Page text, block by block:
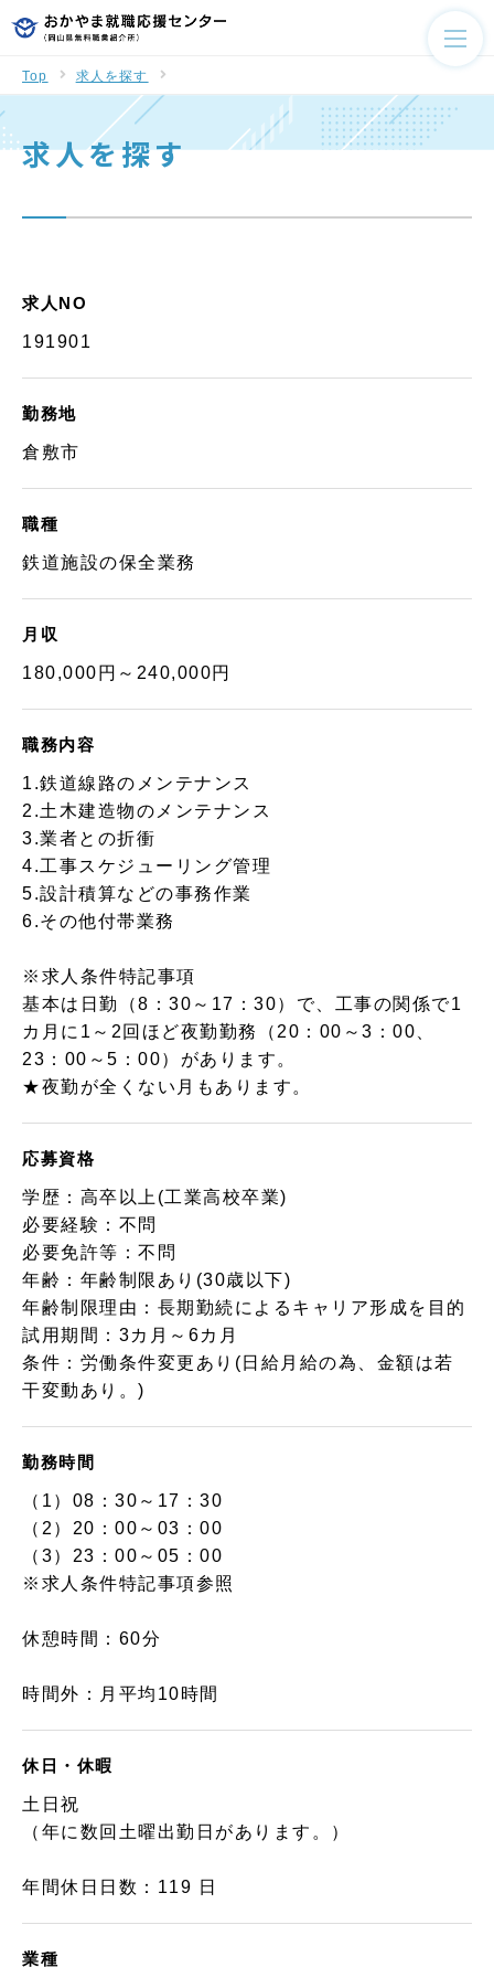
Top 求人を探す
求人を探す
求人NO
191901
勤務地
倉敷市
職種
鉄道施設の保全業務
月収
180,000円～240,000円
職務内容
1.鉄道線路のメンテナンス
2.土木建造物のメンテナンス
3.業者との折衝
4.工事スケジューリング管理
5.設計積算などの事務作業
6.その他付帯業務
※求人条件特記事項
基本は日勤（8：30～17：30）で、工事の関係で1
カ月に1～2回ほど夜勤勤務（20：00～3：00、
23：00～5：00）があります。
★夜勤が全くない月もあります。
応募資格
学歴：高卒以上(工業高校卒業)
必要経験：不問
必要免許等：不問
年齢：年齢制限あり(30歳以下)
年齢制限理由：長期勤続によるキャリア形成を目的
試用期間：3カ月～6カ月
条件：労働条件変更あり(日給月給の為、金額は若
干変動あり。)
勤務時間
（1）08：30～17：30
（2）20：00～03：00
（3）23：00～05：00
※求人条件特記事項参照
休憩時間：60分
時間外：月平均10時間
休日・休暇
土日祝
（年に数回土曜出勤日があります。）
年間休日日数：119 日
業種